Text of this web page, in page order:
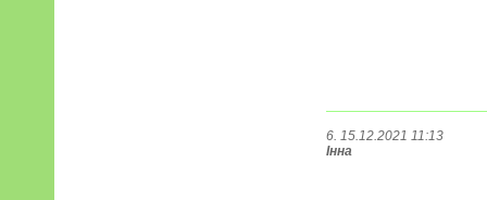
6. 15.12.2021 11:13
Інна